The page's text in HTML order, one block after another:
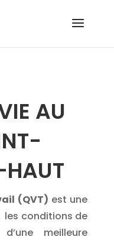
AU
(QVT) est une
les conditions de
meilleure